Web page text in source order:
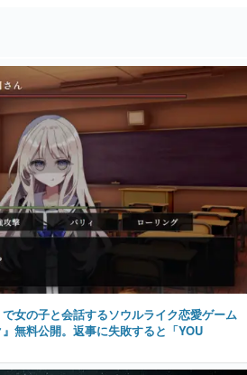
で女の子と会話するソウルライク恋愛ゲーム
』無料公開。返事に失敗すると「YOU